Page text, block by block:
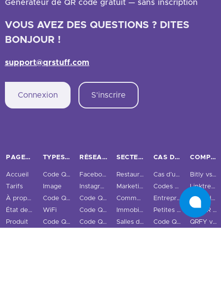
Générateur de QR code gratuit — sans inscription
VOUS AVEZ DES QUESTIONS ? DITES
BONJOUR !
support@qrstuff.com
Connexion S'inscrire
PAGES PRINCIPALES
Accueil
Tarifs
À propos de nous
État des codes QR
Produit
TYPES DE CODES QR
Code QR URL
Image
Code QR PDF
WiFi
Code QR vCard
RÉSEAUX SOCIAUX
Facebook
Instagram
Code QR Twitter
Code QR LinkedIn
Code QR Snapchat
SECTEURS
Restaurants
Marketing
Commerce de détail
Immobilier
Salles de sport
CAS D’USAGE ET ENTREPRISES
Cas d’usage
Codes QR traçables
Entreprise
Petites et moyennes entreprises
Code QR GS1 Digital Link
COMPARER
Bitly vs QRStuff
Linktree vs QRStuff
QRCodeChimp vs QRStuff
ME-QR vs QRStuff
QRFY vs QRStuff